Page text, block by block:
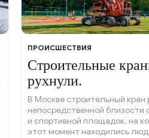
ПРОИСШЕСТВИЯ
Строительные
рухнули.
В Москве строительный кран
непосредственной близости
и спортивной площадок, на
этот момент находились